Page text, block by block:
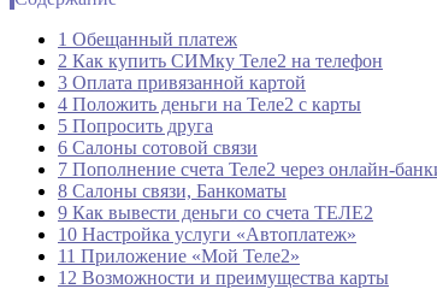
1 Обещанный платеж
2 Как купить СИМку Теле2 на телефон
3 Оплата привязанной картой
4 Положить деньги на Теле2 с карты
5 Попросить друга
6 Салоны сотовой связи
7 Пополнение счета Теле2 через онлайн-
8 Салоны связи, Банкоматы
9 Как вывести деньги со счета ТЕЛЕ2
10 Настройка услуги «Автоплатеж»
11 Приложение «Мой Теле2»
12 Возможности и преимущества карты